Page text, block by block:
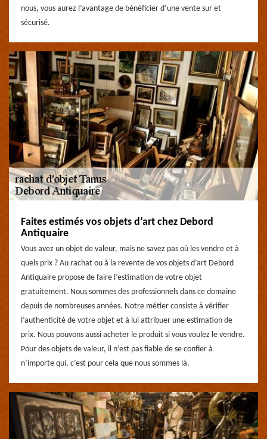
nous, vous aurez l’avantage de bénéficier d’une vente sur et
sécurisé.
Faites estimés vos objets d’art chez Debord
Antiquaire
Vous avez un objet de valeur, mais ne savez pas où les vendre et à
quels prix ? Au rachat ou à la revente de vos objets d’art Debord
Antiquaire propose de faire l’estimation de votre objet
gratuitement. Nous sommes des professionnels dans ce domaine
depuis de nombreuses années. Notre métier consiste à vérifier
l’authenticité de votre objet et à lui attribuer une estimation de
prix. Nous pouvons aussi acheter le produit si vous voulez le vendre.
Pour des objets de valeur, il n’est pas fiable de se confier à
n’importe qui, c’est pour cela que nous sommes là.